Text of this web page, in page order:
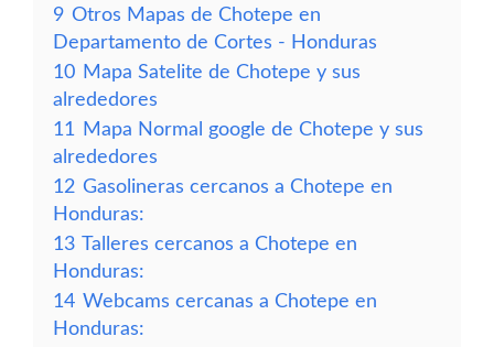
9 Otros Mapas de Chotepe en
Departamento de Cortes - Honduras
10 Mapa Satelite de Chotepe y sus
alrededores
11
Mapa Normal google de Chotepe y sus
alrededores
12 Gasolineras cercanos a Chotepe en
Honduras:
13 Talleres cercanos a Chotepe en
Honduras:
14 Webcams cercanas a Chotepe en
Honduras: